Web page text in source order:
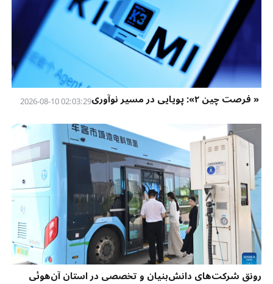
« فرصت چین ۲»: پویایی در مسیر نوآوری 02:03:29 2026-08-10
رونق شرکت‌های دانش‌بنیان و تخصصی در استان آن‌هوئی